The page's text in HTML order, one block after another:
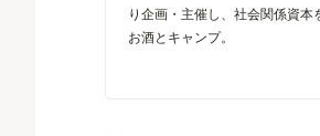
り企画・主催し、社会関係資本
お酒とキャンプ。